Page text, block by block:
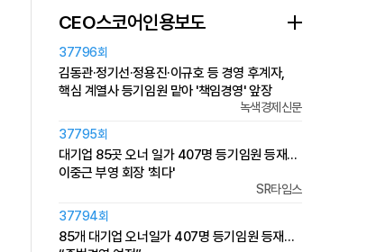
CEO스코어인용보도
37796회
김동관·정기선·정용진·이규호 등 경영 후계자,
핵심 계열사 등기임원 맡아 '책임경영' 앞장
녹색경제신문
37795회
대기업 85곳 오너 일가 407명 등기임원 등재…
이중근 부영 회장 '최다'
SR타임스
37794회
85개 대기업 오너일가 407명 등기임원 등재…